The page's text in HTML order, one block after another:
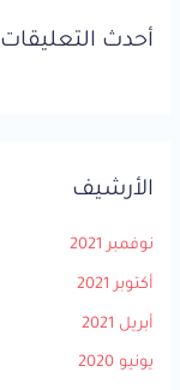
أحدث التعليقات
الأرشيف
نوفمبر 2021
أكتوبر 2021
أبريل 2021
يونيو 2020